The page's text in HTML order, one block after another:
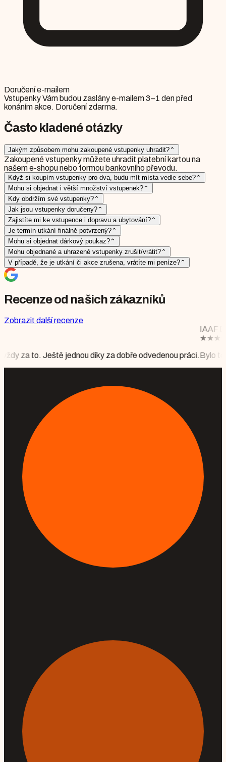
Doručení e-mailem
Vstupenky Vám budou zaslány e-mailem 3–1 den před
konáním akce. Doručení zdarma.
Často kladené otázky
Jakým způsobem mohu zakoupené vstupenky uhradit? ⌃
Zakoupené vstupenky můžete uhradit platební kartou na
našem e-shopu nebo formou bankovního převodu.
Když si koupím vstupenky pro dva, budu mít místa vedle sebe? ⌃
Mohu si objednat i větší množství vstupenek? ⌃
Kdy obdržím své vstupenky? ⌃
Jak jsou vstupenky doručeny? ⌃
Zajistíte mi ke vstupence i dopravu a ubytování? ⌃
Je termín utkání finálně potvrzený? ⌃
Mohu si objednat dárkový poukaz? ⌃
Mohu objednané a uhrazené vstupenky zrušit/vrátit? ⌃
V případě, že je utkání či akce zrušena, vrátíte mi peníze? ⌃
Recenze od našich zákazníků
Zobrazit další recenze
díky za dobře odvedenou práci.
IAAF DIAMOND LEAGUE
Mgr. Monika
Bylo to krásné, vše